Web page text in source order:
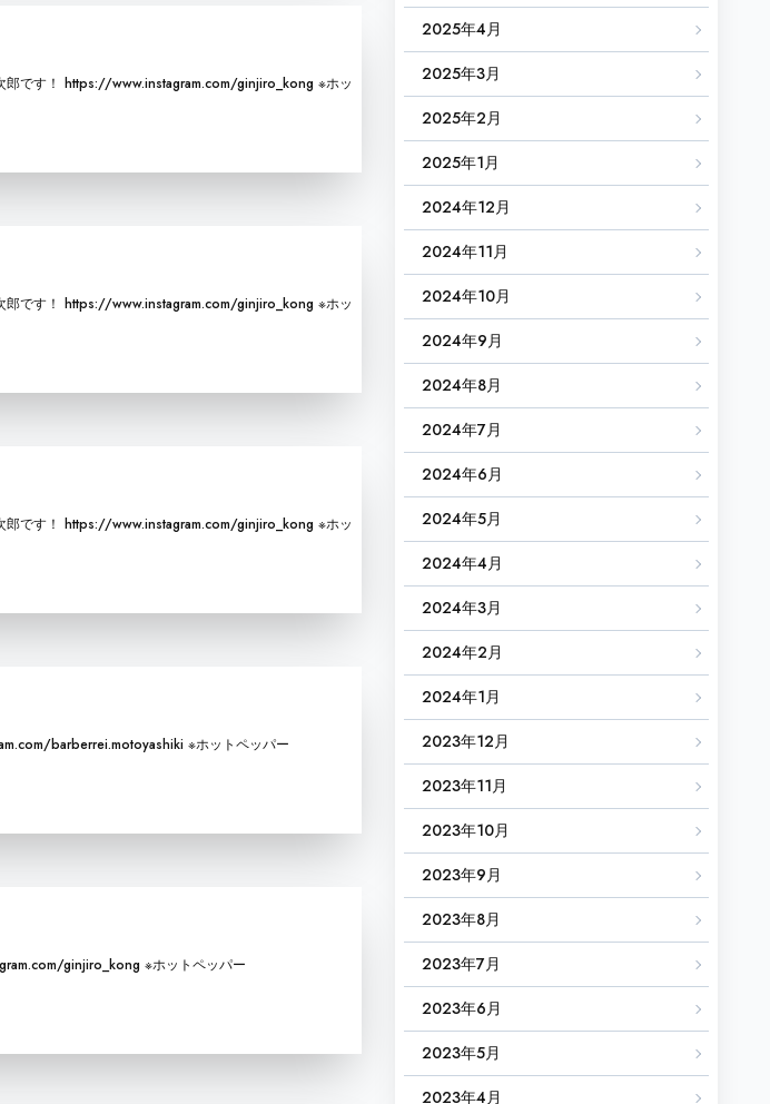
郎です！ https://www.instagram.com/ginjiro_kong ※ホッ
郎です！ https://www.instagram.com/ginjiro_kong ※ホッ
郎です！ https://www.instagram.com/ginjiro_kong ※ホッ
barberrei.motoyashiki ※ホットペッパー
ginjiro_kong ※ホットペッパー
2025年4月
2025年3月
2025年2月
2025年1月
2024年12月
2024年11月
2024年10月
2024年9月
2024年8月
2024年7月
2024年6月
2024年5月
2024年4月
2024年3月
2024年2月
2024年1月
2023年12月
2023年11月
2023年10月
2023年9月
2023年8月
2023年7月
2023年6月
2023年5月
2023年4月